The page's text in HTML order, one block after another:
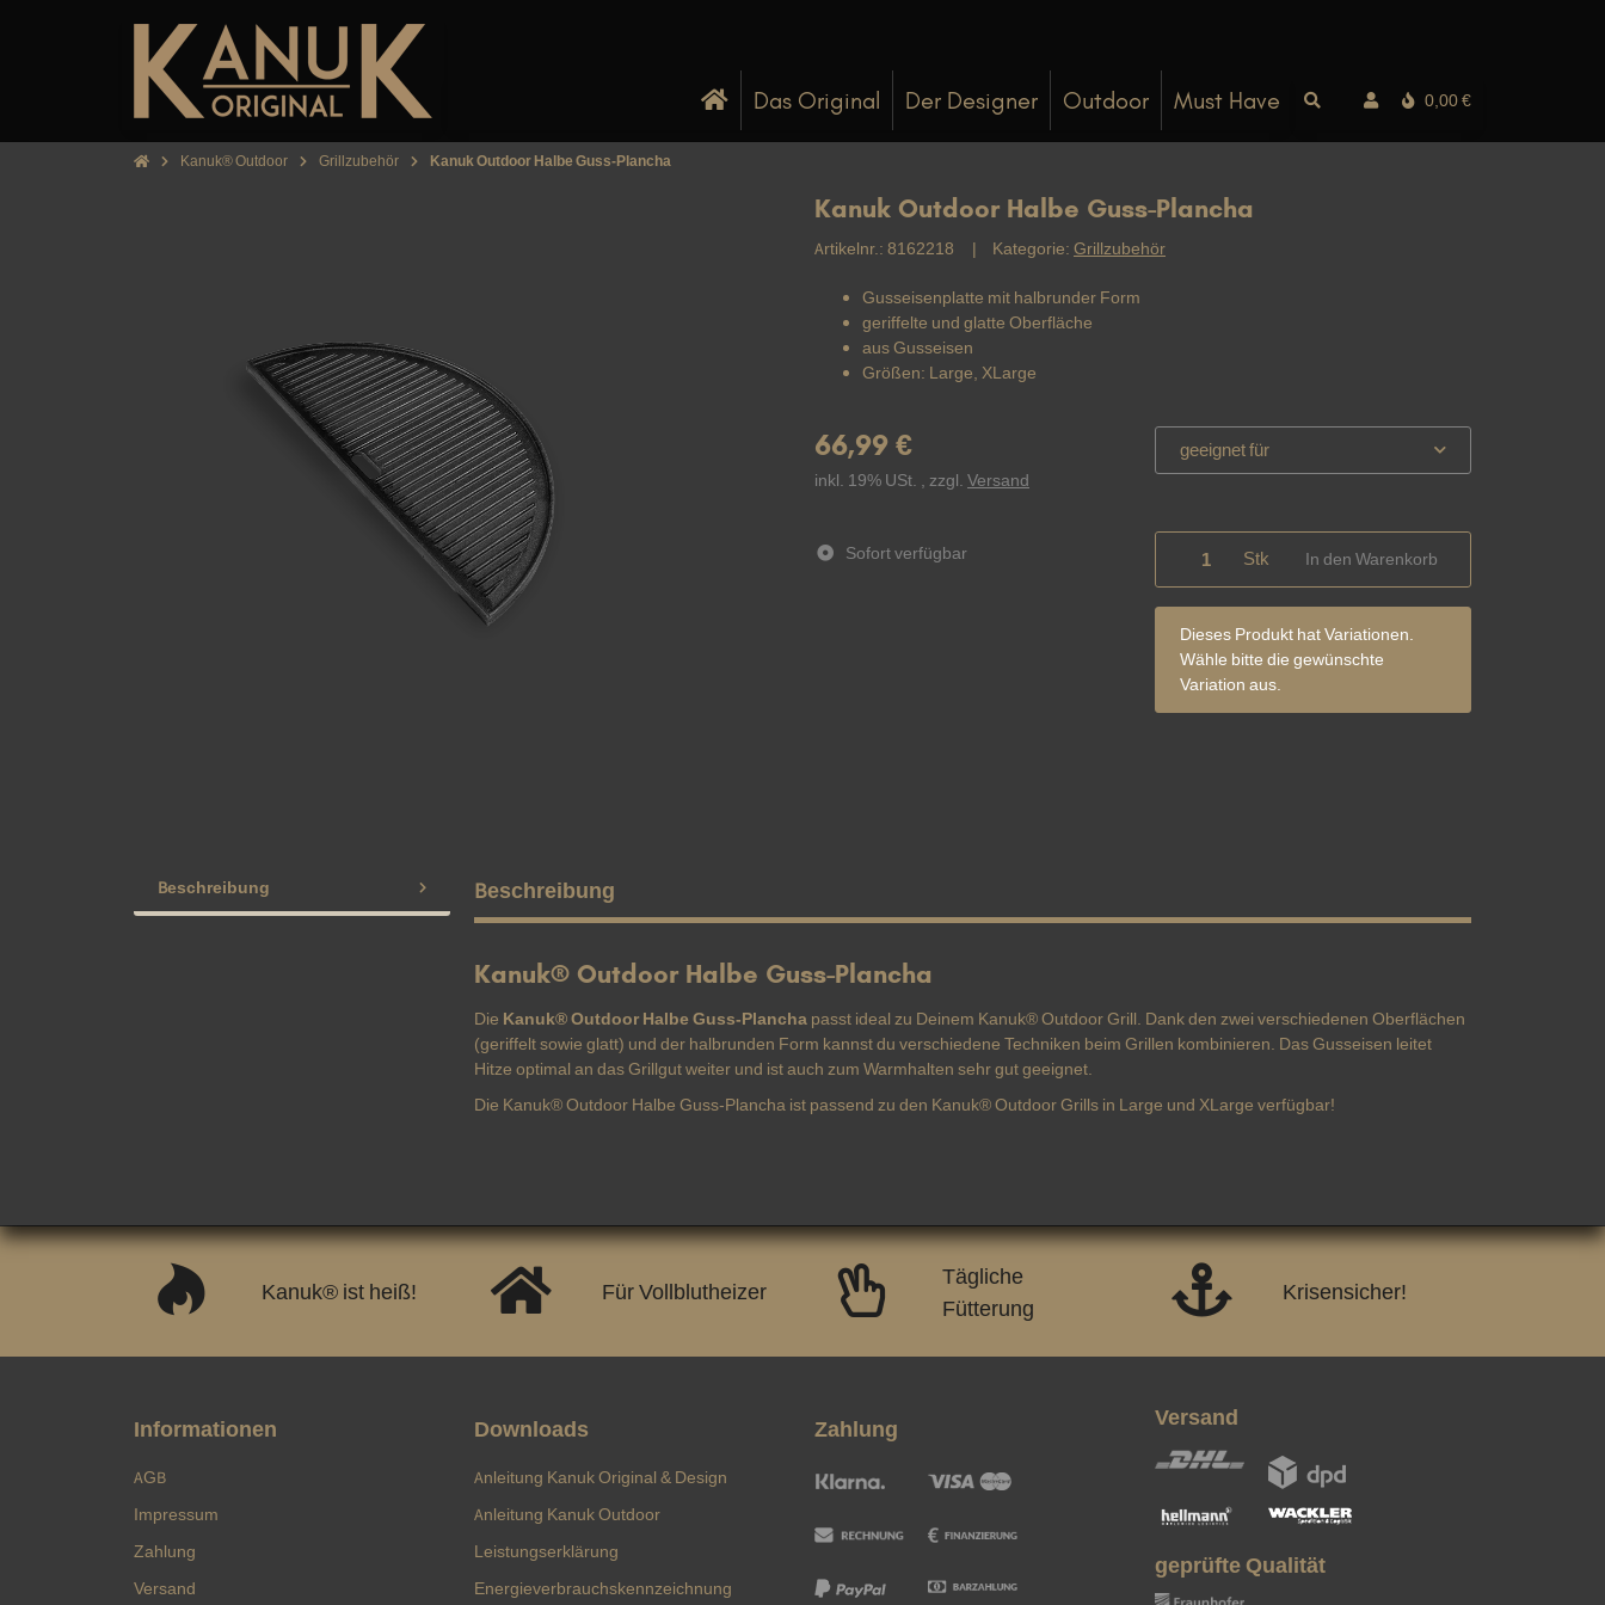
Das Original Der Designer Outdoor Must Have 0,00 €
Kanuk® Outdoor Grillzubehör Kanuk Outdoor Halbe Guss-Plancha
Kanuk Outdoor Halbe Guss-Plancha
Artikelnr.: 8162218 Kategorie: Grillzubehör
Gusseisenplatte mit halbrunder Form
geriffelte und glatte Oberfläche
aus Gusseisen
Größen: Large, XLarge
66,99 €
inkl. 19% USt. , zzgl. Versand
Sofort verfügbar
geeignet für
Stk In den Warenkorb
x
Dieses Produkt hat Variationen.
Wähle bitte die gewünschte
Variation aus.
Beschreibung Beschreibung
Kanuk® Outdoor Halbe Guss-Plancha
Die Kanuk® Outdoor Halbe Guss-Plancha passt ideal zu Deinem Kanuk® Outdoor Grill. Dank den zwei verschiedenen Oberflächen
(geriffelt sowie glatt) und der halbrunden Form kannst du verschiedene Techniken beim Grillen kombinieren. Das Gusseisen leitet
Hitze optimal an das Grillgut weiter und ist auch zum Warmhalten sehr gut geeignet.
Die Kanuk® Outdoor Halbe Guss-Plancha ist passend zu den Kanuk® Outdoor Grills in Large und XLarge verfügbar!
Kanuk® ist heiß! Für Vollblutheizer
Tägliche
Fütterung
Krisensicher!
Informationen
AGB
Impressum
Zahlung
Versand
Downloads
Anleitung Kanuk Original & Design
Anleitung Kanuk Outdoor
Leistungserklärung
Energieverbrauchskennzeichnung
Zahlung Versand
geprüfte Qualität